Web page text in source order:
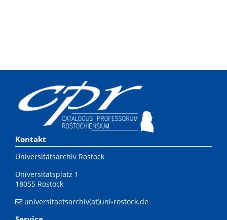
Kontakt
Universitätsarchiv Rostock
Universitätsplatz 1
18055 Rostock
universitaetsarchiv(at)uni-rostock.de